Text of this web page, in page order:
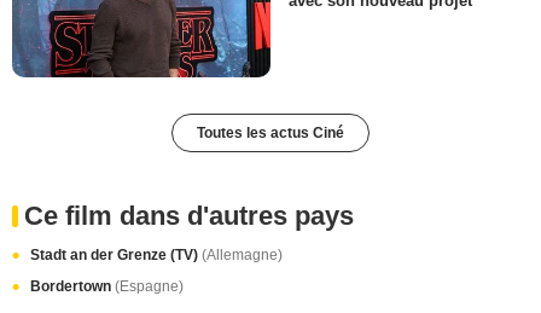
Toutes les actus Ciné
Ce film dans d'autres pays
Stadt an der Grenze (TV) (Allemagne)
Bordertown (Espagne)